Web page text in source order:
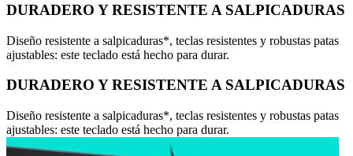
DURADERO Y RESISTENTE A SALPICADURAS
Diseño resistente a salpicaduras*, teclas resistentes y robustas patas
ajustables: este teclado está hecho para durar.
DURADERO Y RESISTENTE A SALPICADURAS
Diseño resistente a salpicaduras*, teclas resistentes y robustas patas
ajustables: este teclado está hecho para durar.